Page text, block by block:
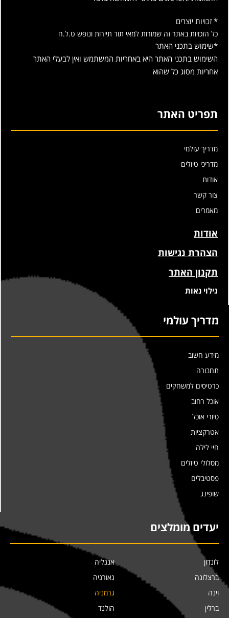
* זכויות יוצרים
כל הזכויות באתר זה שמורות למאי תור תיירות ונופש ט.ל.ח
*שימוש בתכני האתר
השימוש בתכני האתר היא באחריות המשתמש ואין לבעלי האתר
אחריות מסוג כל שהוא
תפריט האתר
מדריך עולמי
מדריכי טיולים
אודות
צור קשר
מאמרים
אודות
הצהרת נגישות
תקנון האתר
גילוי נאות
מדריך עולמי
מידע חשוב
תחבורה
כרטיסים למשחקים
אוכל רחוב
סיורי אוכל
אטרקציות
חיי לילה
מסלולי טיולים
פסטיבלים
שופינג
יעדים מומלצים
לונדון
ברצלונה
וינה
ברלין
אנגליה
גאורגיה
גרמניה
הולנד